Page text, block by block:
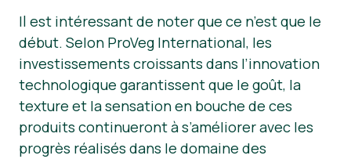
Il est intéressant de noter que ce n’est que le
début. Selon ProVeg International, les
investissements croissants dans l’innovation
technologique garantissent que le goût, la
texture et la sensation en bouche de ces
produits continueront à s’améliorer avec les
progrès réalisés dans le domaine des